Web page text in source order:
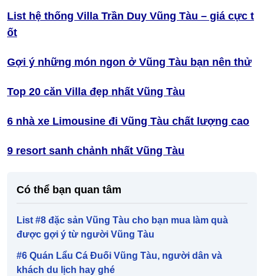
List hệ thống Villa Trần Duy Vũng Tàu – giá cực t
ốt
Gợi ý những món ngon ở Vũng Tàu bạn nên thử
Top 20 căn Villa đẹp nhất Vũng Tàu
6 nhà xe Limousine đi Vũng Tàu chất lượng cao
9 resort sanh chảnh nhất Vũng Tàu
Có thể bạn quan tâm
List #8 đặc sản Vũng Tàu cho bạn mua làm quà
được gợi ý từ người Vũng Tàu
#6 Quán Lẩu Cá Đuối Vũng Tàu, người dân và
khách du lịch hay ghé